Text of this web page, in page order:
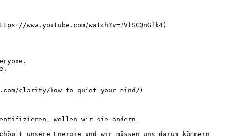
www.youtube.com/watch?v=7VfSCQnGfk4)
clarity/how-to-quiet-your-mind/)
wollen wir sie ändern.
unsere Energie und wir müssen uns darum kümmern